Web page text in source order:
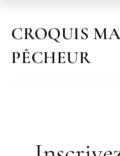
CROQUIS
PÊCHEUR